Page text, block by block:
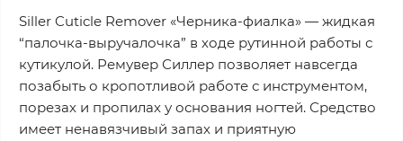
Siller Cuticle Remover «Черника-фиалка» — жидкая
“палочка-выручалочка” в ходе рутинной работы с
кутикулой. Ремувер Силлер позволяет навсегда
позабыть о кропотливой работе с инструментом,
порезах и пропилах у основания ногтей. Средство
имеет ненавязчивый запах и приятную